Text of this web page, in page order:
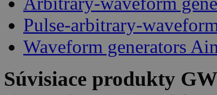
Pulse-arbitrary-
Waveform generators
Súvisiace produkty